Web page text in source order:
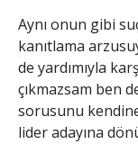
Aynı onun gibi
kanıtlama
de yardımıyla
çıkmazsam ben
sorusunu
lider adayına